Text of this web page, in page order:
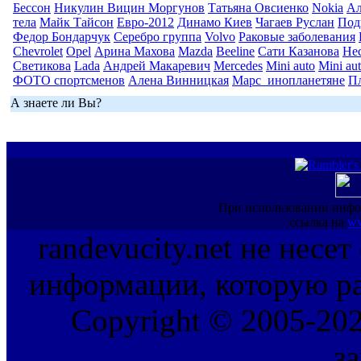
Бессон Никулин Вицин Моргунов Татьяна Овсиенко Nokia
тела Майк Тайсон Евро-2012 Динамо Киев Чагаев Руслан
Федор Бондарчук Серебро группа Volvo Раковые заболевания
Chevrolet Opel Арина Махова Mazda Beeline Сати Казанова
Светикова Lada Андрей Макаревич Mercedes Mini auto Mini
ФОТО спортсменов Алена Винницкая Марс_инопланетяне
А знаете ли Вы?
При использовании
ссылка на
randevucity.net не несет
информации, которую
Copyright © 2005-